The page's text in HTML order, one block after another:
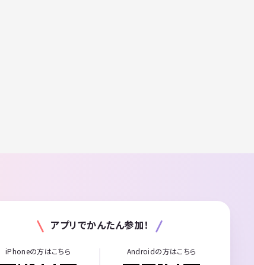
アプリでかんたん参加！
iPhoneの方はこちら Androidの方はこちら